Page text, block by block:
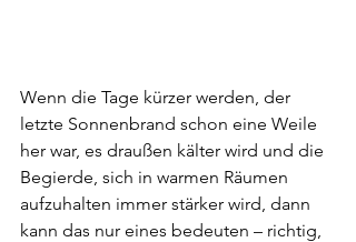
Wenn die Tage kürzer werden, der
letzte Sonnenbrand schon eine Weile
her war, es draußen kälter wird und die
Begierde, sich in warmen Räumen
aufzuhalten immer stärker wird, dann
kann das nur eines bedeuten – richtig,